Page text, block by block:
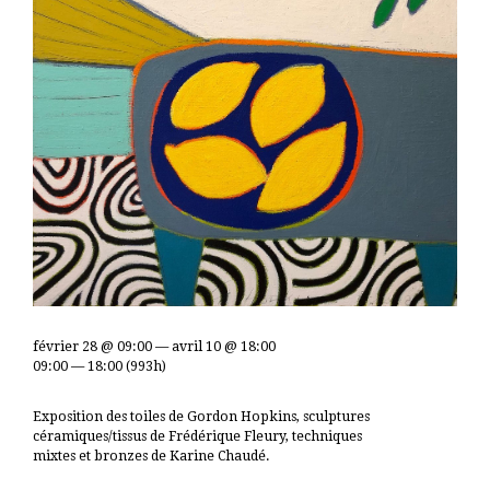
Exposition des toiles de Gordon Hopkins, sculptures
céramiques/tissus de Frédérique Fleury, techniques
mixtes et bronzes de Karine Chaudé.
février 28 @ 09:00 — avril 10 @ 18:00
09:00 — 18:00 (993h)